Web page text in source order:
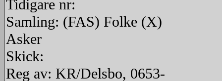
Tidigare nr:
Samling: (FAS) Folke (X)
Asker
Skick:
Reg av: KR/Delsbo, 0653-